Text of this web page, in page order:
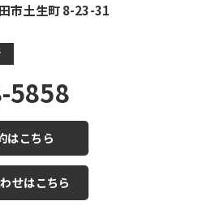
市土生町 8-23-31
5858
はこちら
せはこちら